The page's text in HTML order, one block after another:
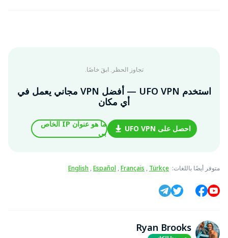
تجاوز الحظر. ابقَ خاصًا.
استخدم UFO VPN — أفضل VPN مجاني يعمل في
أي مكان
احصل على UFO VPN
ما هو عنوان IP الخاص
بي
متوفر أيضًا باللغات:
English ,Español ,Français , Türkçe
Ryan Brooks